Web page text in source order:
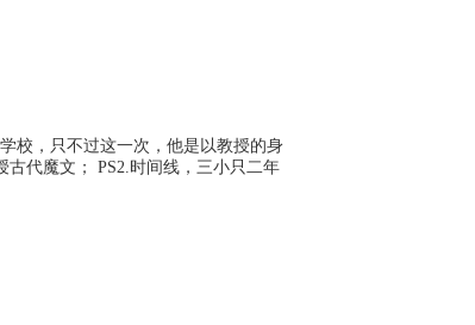
校，只不过这一次，他是以教授的身
代魔文； PS2.时间线，三小只二年